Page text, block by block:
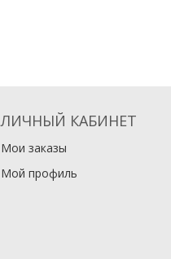
ЛИЧНЫЙ КАБИНЕТ
Мои заказы
Мой профиль